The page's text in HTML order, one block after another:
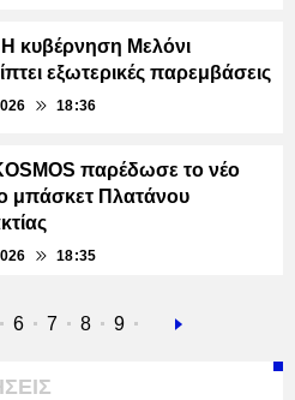
Η κυβέρνηση Μελόνι
εξωτερικές παρεμβάσεις
18:36
παρέδωσε το νέο
μπάσκετ Πλατάνου
18:35
Σελίδα
6 Σελίδα
7 Σελίδα
8 Σελίδα
9
Next